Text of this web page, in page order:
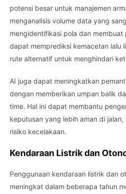
potensi besar untuk manajemen
menganalisis volume data yang
mengidentifikasi pola dan membuat
dapat memprediksi kemacetan lalu
rute alternatif untuk menghindari
AI juga dapat meningkatkan
dengan memberikan umpan balik
time. Hal ini dapat membantu
keputusan yang lebih aman di
risiko kecelakaan.
Kendaraan Listrik dan
Penggunaan kendaraan listrik dan
meningkat dalam beberapa tahun